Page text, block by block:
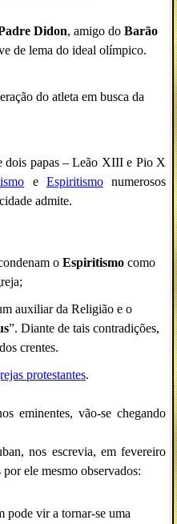
Didon, amigo do Barão
de lema do ideal olímpico.
do atleta em busca da
dois papas – Leão XIII e Pio X
e Espiritismonumerosos
admite.
o Espiritismo como
auxiliar da Religião e o
”. Diante de tais contradições,
crentes.
protestantes.
eminentes, vão-se chegando
nos escrevia, em fevereiro
ele mesmo observados:
pode vir a tornar-se uma